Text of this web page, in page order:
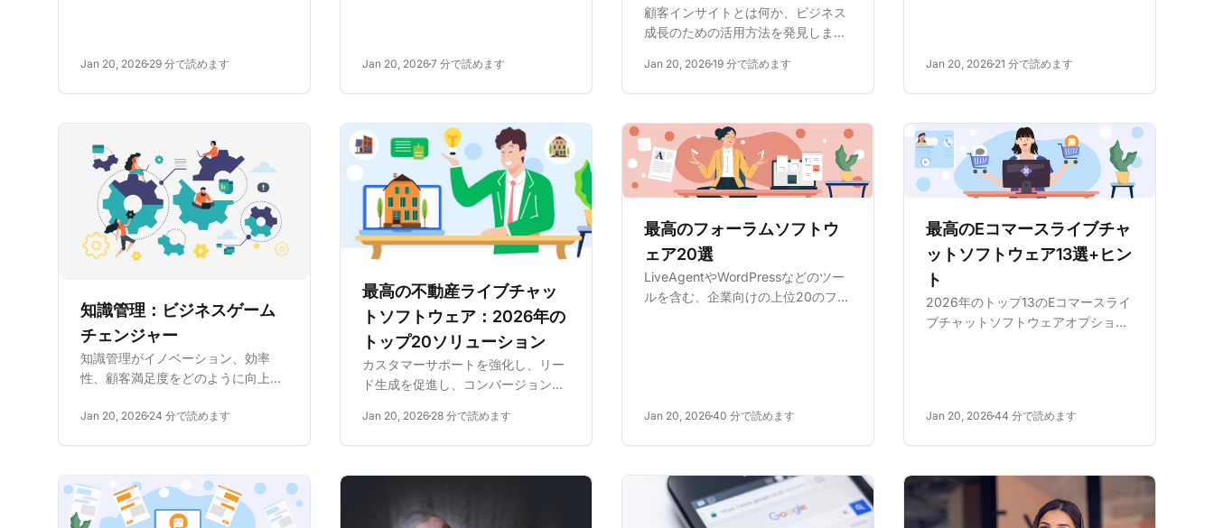
Jan 20, 2026 29 分で読めます Jan 20, 20267 分で読めます
顧客インサイトとは何か、ビジネス
成長のための活用方法を発見しま
ィング、顧客維持の改善、および情
報に基づいた製品開発のためにデー
法を学びます。
Jan 20, 202619 分で読めます
シーメンス、タタスチール、アマゾ
ンの実例を含みます。
Jan 20, 2026 21 分で読めます
知識管理：ビジネスゲーム
チェンジャー
知識管理がイノベーション、効率
性、顧客満足度をどのように向上さ
実証済みの戦略をご覧ください。
Jan 20, 2026 24 分で読めます
最高の不動産ライブチャッ
トソフトウェア：2026年の
トップ20ソリューション
カスタマーサポートを強化し、リー
ド生成を促進し、コンバージョンを
ライブチャットソフトウェアソリュ
ーションをご覧ください。主な機
Jan 20, 2026 28 分で読めます
最高のフォーラムソフトウ
ェア20選
LiveAgentやWordPressなどのツー
ルを含む、企業向けの上位20のフォ
Jan 20, 202640 分で読めます
最高のEコマースライブチャ
ットソフトウェア13選+ヒン
ト
2026年のトップ13のEコマースライ
ブチャットソフトウェアオプション
ジネスに最適なソリューションを選
Jan 20, 202644 分で読めます